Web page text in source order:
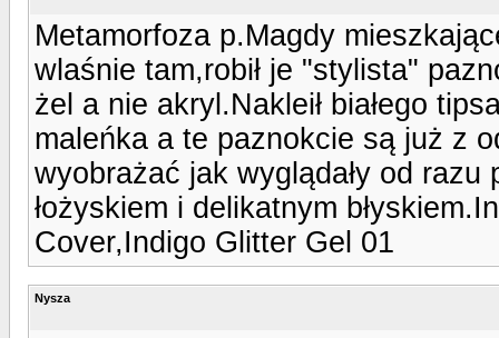
Metamorfoza p.Magdy
wlaśnie tam,robił je "stylista"
żel a nie akryl.Nakleił białego
maleńka a te paznokcie są już z
wyobrażać jak wyglądały od razu
łożyskiem i delikatnym
Cover,Indigo Glitter Gel 01
Nysza